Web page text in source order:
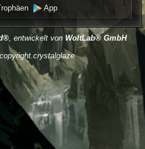
App
, entwickelt von WoltLab® GmbH